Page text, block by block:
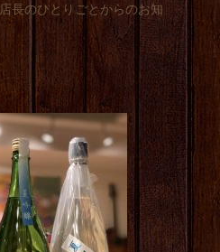
店長のひとりごとからのお知